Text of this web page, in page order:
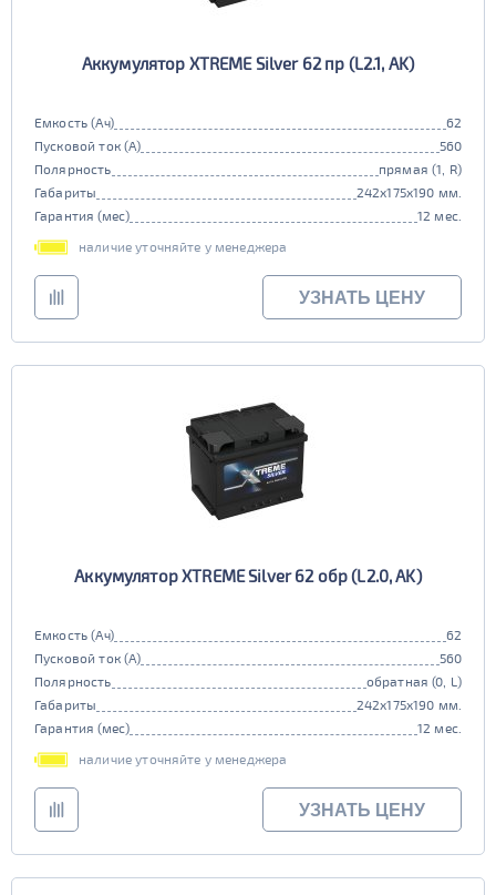
Аккумулятор XTREME Silver 62 пр (L2.1, AK)
Емкость (Ач)
62
Пусковой ток (А)
560
Полярность
прямая (1, R)
Габариты
242x175x190 мм.
Гарантия (мес)
12 мес.
наличие уточняйте у менеджера
УЗНАТЬ ЦЕНУ
Аккумулятор XTREME Silver 62 обр (L2.0, AK)
Емкость (Ач)
62
Пусковой ток (А)
560
Полярность
обратная (0, L)
Габариты
242x175x190 мм.
Гарантия (мес)
12 мес.
наличие уточняйте у менеджера
УЗНАТЬ ЦЕНУ